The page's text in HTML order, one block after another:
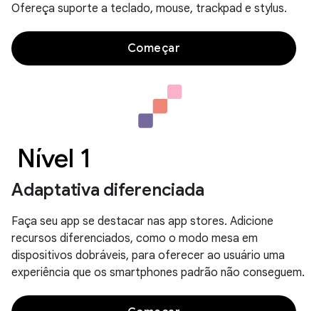
Ofereça suporte a teclado, mouse, trackpad e stylus.
Começar
Nível 1
Adaptativa diferenciada
Faça seu app se destacar nas app stores. Adicione
recursos diferenciados, como o modo mesa em
dispositivos dobráveis, para oferecer ao usuário uma
experiência que os smartphones padrão não conseguem.